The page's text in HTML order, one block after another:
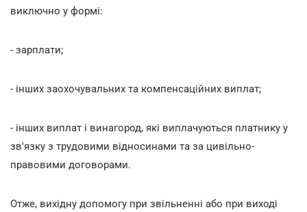
виключно у формі:
- зарплати;
- інших заохочувальних та компенсаційних виплат;
- інших виплат і винагород, які виплачуються платнику у
зв'язку з трудовими відносинами та за цивільно-
правовими договорами.
Отже, вихідну допомогу при звільненні або при виході